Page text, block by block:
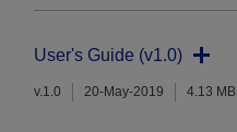
User's Guide (v1.0)
v.1.0 20-May-2019 4.13 MB